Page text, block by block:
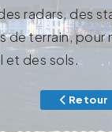
radars, des
de terrain, pour
et des sols.
Retour